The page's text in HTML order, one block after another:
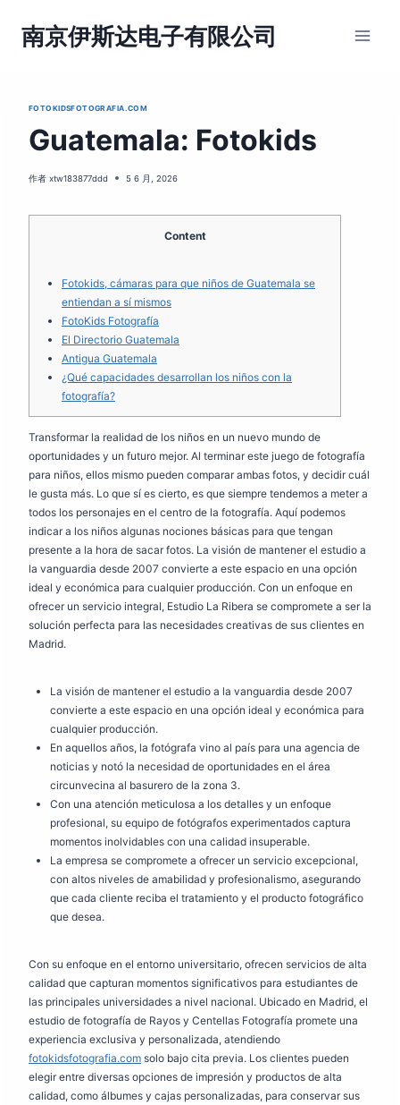
南京伊斯达电子有限公司
FOTOKIDSFOTOGRAFIA.COM
Guatemala: Fotokids
作者 xtw183877ddd 5 6 月, 2026
Content
Fotokids, cámaras para que niños de Guatemala se
entiendan a sí mismos
FotoKids Fotografía
El Directorio Guatemala
Antigua Guatemala
¿Qué capacidades desarrollan los niños con la
fotografía?
Transformar la realidad de los niños en un nuevo mundo de
oportunidades y un futuro mejor. Al terminar este juego de fotografía
para niños, ellos mismo pueden comparar ambas fotos, y decidir cuál
le gusta más. Lo que sí es cierto, es que siempre tendemos a meter a
todos los personajes en el centro de la fotografía. Aquí podemos
indicar a los niños algunas nociones básicas para que tengan
presente a la hora de sacar fotos. La visión de mantener el estudio a
la vanguardia desde 2007 convierte a este espacio en una opción
ideal y económica para cualquier producción. Con un enfoque en
ofrecer un servicio integral, Estudio La Ribera se compromete a ser la
solución perfecta para las necesidades creativas de sus clientes en
Madrid.
La visión de mantener el estudio a la vanguardia desde 2007
convierte a este espacio en una opción ideal y económica para
cualquier producción.
En aquellos años, la fotógrafa vino al país para una agencia de
noticias y notó la necesidad de oportunidades en el área
circunvecina al basurero de la zona 3.
Con una atención meticulosa a los detalles y un enfoque
profesional, su equipo de fotógrafos experimentados captura
momentos inolvidables con una calidad insuperable.
La empresa se compromete a ofrecer un servicio excepcional,
con altos niveles de amabilidad y profesionalismo, asegurando
que cada cliente reciba el tratamiento y el producto fotográfico
que desea.
Con su enfoque en el entorno universitario, ofrecen servicios de alta
calidad que capturan momentos significativos para estudiantes de
las principales universidades a nivel nacional. Ubicado en Madrid, el
estudio de fotografía de Rayos y Centellas Fotografía promete una
experiencia exclusiva y personalizada, atendiendo
fotokidsfotografia.com solo bajo cita previa. Los clientes pueden
elegir entre diversas opciones de impresión y productos de alta
calidad, como álbumes y cajas personalizadas, para conservar sus